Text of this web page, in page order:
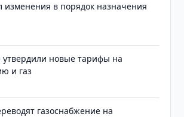
изменения в порядок назначения
утвердили новые тарифы на
и газ
газоснабжение на